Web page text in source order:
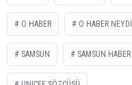
O HABER O HABER NEYDİ
SAMSUN SAMSUN HABER